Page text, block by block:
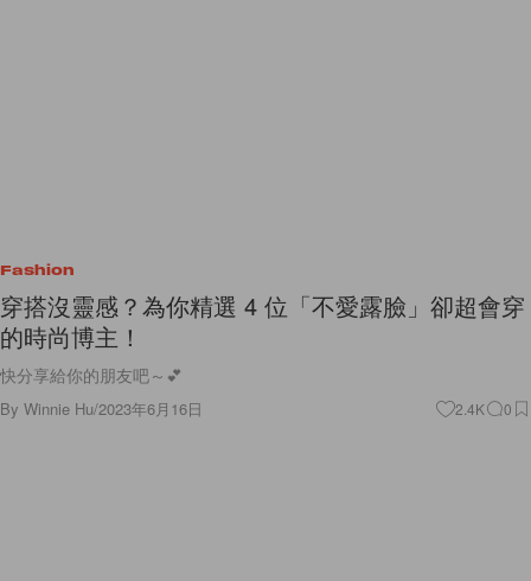
Fashion
穿搭沒靈感？為你精選 4 位「不愛露臉」卻超會穿
的時尚博主！
快分享給你的朋友吧～💕
By Winnie Hu/2023年6月16日 2.4K 0